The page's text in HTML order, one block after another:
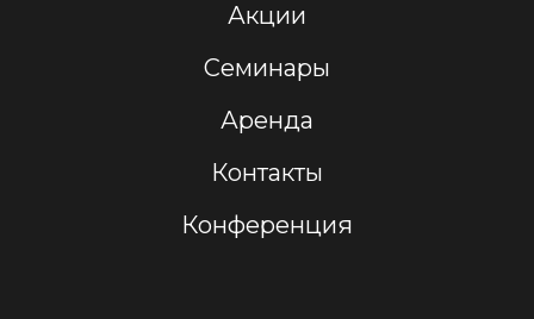
Акции
Семинары
Аренда
Контакты
Конференция